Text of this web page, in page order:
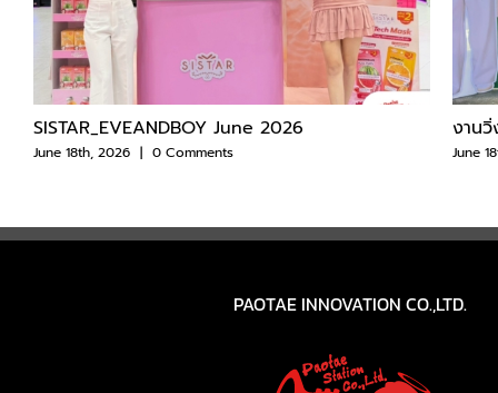
SISTAR_EVEANDBOY June 2026
June 18th, 2026 | 0 Comments
งาน
June
PAOTAE INNOVATION CO.,LTD.